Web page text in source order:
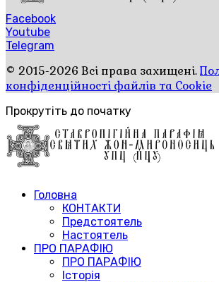
Facebook
Youtube
Telegram
© 2015-2026 Всі права захищені.
конфіденційності файлів та Cookie
Прокрутіть до початку
Головна
КОНТАКТИ
Предстоятель
Настоятель
ПРО ПАРАФІЮ
ПРО ПАРАФІЮ
Історія